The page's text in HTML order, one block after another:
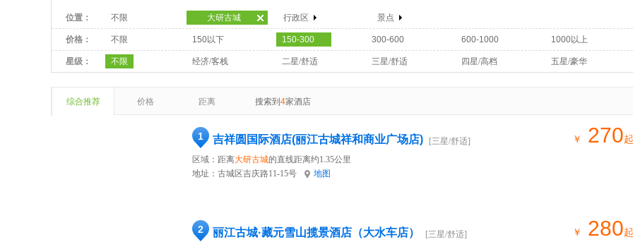
位置： 不限 大研古城 行政区 景点
价格： 不限 150以下 150-300 300-600 600-1000 1000以上
星级： 不限 经济/客栈 二星/舒适 三星/舒适 四星/高档 五星/豪华
综合推荐 价格 距离 搜索到 4家酒店
1 吉祥圆国际酒店(丽江古城祥和商业广场店)
[三星/舒适]
区域：距离大研古城的直线距离约1.35公里
地址： 古城区吉庆路11-15号 地图
￥ 270起
2 丽江古城·藏元雪山揽景酒店（大水车店）
[三星/舒适]
￥ 280起